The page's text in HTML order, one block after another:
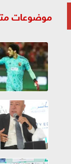
موضوعات